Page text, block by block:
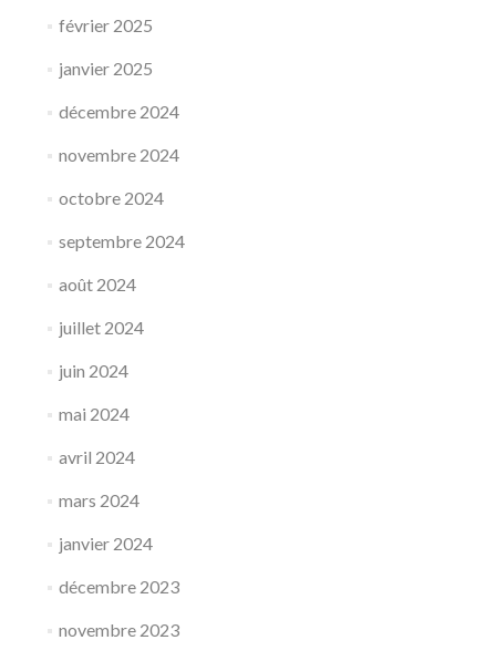
février 2025
janvier 2025
décembre 2024
novembre 2024
octobre 2024
septembre 2024
août 2024
juillet 2024
juin 2024
mai 2024
avril 2024
mars 2024
janvier 2024
décembre 2023
novembre 2023